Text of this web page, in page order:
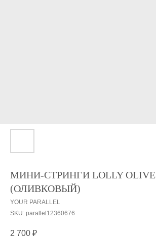
МИНИ-СТРИНГИ LOLLY OLIVE
(ОЛИВКОВЫЙ)
YOUR PARALLEL
SKU: parallel12360676
2 700 ₽